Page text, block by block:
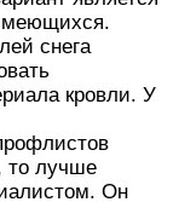
снега
кровли. У
то лучше
Он